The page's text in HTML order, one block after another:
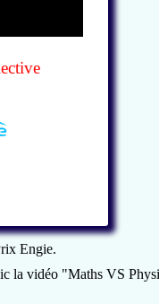
Engie.
vidéo "Maths VS